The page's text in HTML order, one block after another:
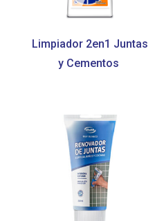
Limpiador 2en1 Juntas
y Cementos